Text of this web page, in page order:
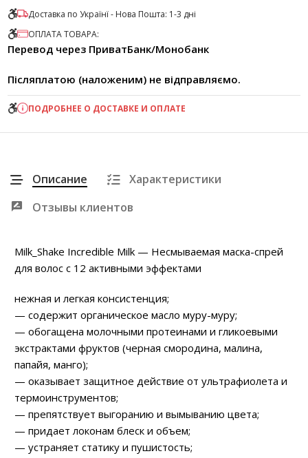
Доставка по Українї - Нова Пошта: 1-3 дні
ОПЛАТА ТОВАРА:
Перевод через ПриватБанк/Монобанк
Післяплатою (наложеним) не відправляємо.
ПОДРОБНЕЕ О ДОСТАВКЕ И ОПЛАТЕ
Описание
Характеристики
Отзывы клиентов
Milk_Shake Incredible Milk — Несмываемая маска-спрей
для волос с 12 активными эффектами
нежная и легкая консистенция;
— содержит органическое масло муру-муру;
— обогащена молочными протеинами и гликоевыми
экстрактами фруктов (черная смородина, малина,
папайя, манго);
— оказывает защитное действие от ультрафиолета и
термоинструментов;
— препятствует выгоранию и вымыванию цвета;
— придает локонам блеск и объем;
— устраняет статику и пушистость;